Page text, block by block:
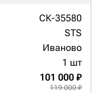
СК-35580
STS
Иваново
1 шт
101 000 ₽
119 000 ₽